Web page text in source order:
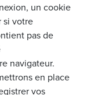
un cookie
si votre
pas de
navigateur.
en place
vos